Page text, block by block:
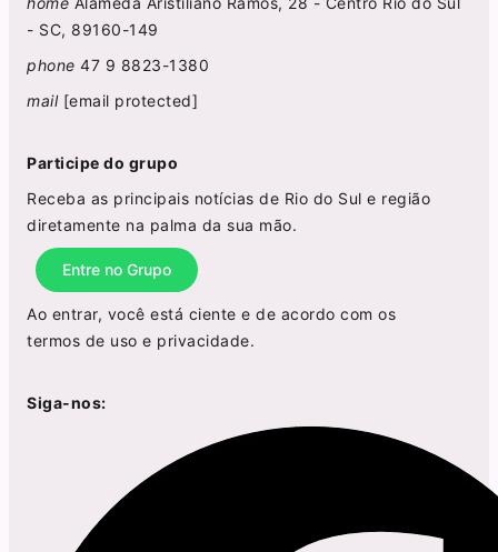
- SC, 89160-149
phone 47 9 8823-1380
mail [email protected]
Participe do grupo
Receba as principais notícias de Rio do Sul e região
diretamente na palma da sua mão.
Entre no Grupo
Ao entrar, você está ciente e de acordo com os
termos de uso e privacidade.
Siga-nos: